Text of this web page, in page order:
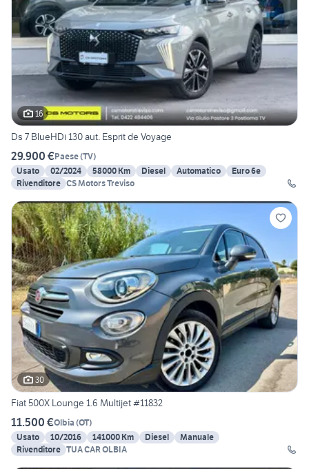
16
Ds 7 BlueHDi 130 aut. Esprit de Voyage
29.900 €Paese(TV)
Usato
02/2024 58000 Km Diesel Automatico
Euro 6e
Rivenditore CS Motors Treviso
30
Fiat 500X Lounge 1.6 Multijet #11832
11.500 €Olbia (OT)
Usato
10/2016 141000 Km Diesel
Manuale
Rivenditore TUA CAR OLBIA